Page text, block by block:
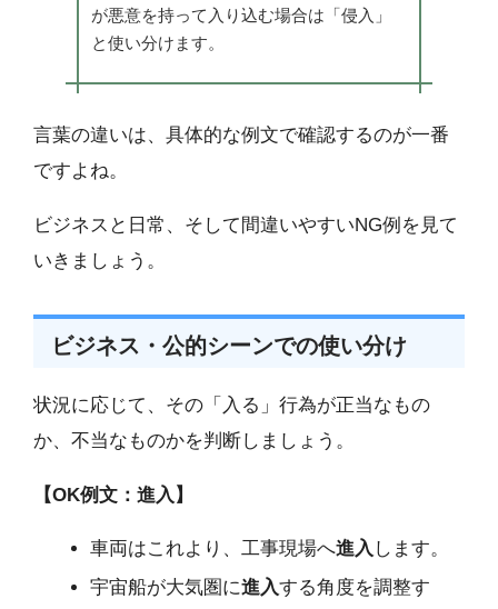
が悪意を持って入り込む場合は「侵入」
と使い分けます。
言葉の違いは、具体的な例文で確認するのが一番
ですよね。
ビジネスと日常、そして間違いやすいNG例を見て
いきましょう。
ビジネス・公的シーンでの使い分け
状況に応じて、その「入る」行為が正当なもの
か、不当なものかを判断しましょう。
【OK例文：進入】
車両はこれより、工事現場へ進入 します。
宇宙船が大気圏に進入する角度を調整す